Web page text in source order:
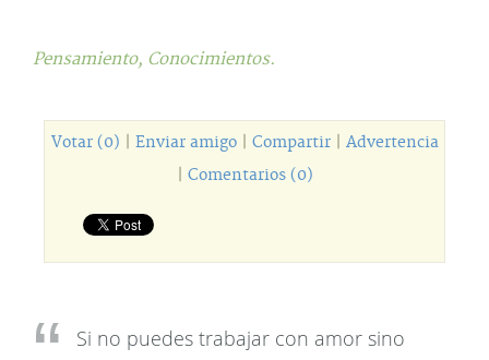
Pensamiento, Conocimientos.
Votar (0) Enviar amigo| Compartir| Advertencia
Comentarios (0)
Si no puedes trabajar con amor sino